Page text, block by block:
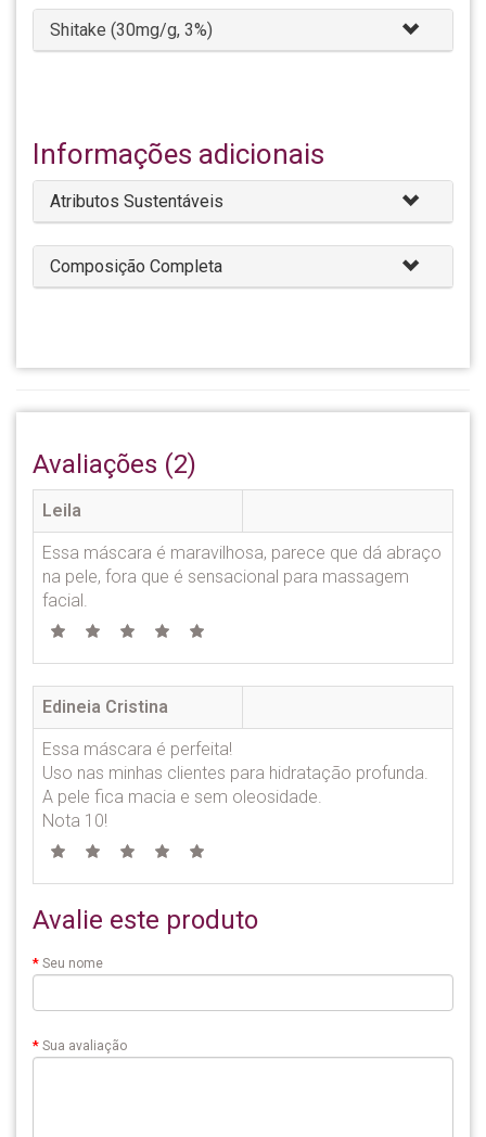
Shitake (30mg/g, 3%)
Informações adicionais
Atributos Sustentáveis
Composição Completa
Avaliações (2)
Leila
Essa máscara é maravilhosa, parece que dá abraço
na pele, fora que é sensacional para massagem
facial.
Edineia Cristina
Essa máscara é perfeita!
Uso nas minhas clientes para hidratação profunda.
A pele fica macia e sem oleosidade.
Nota 10!
Avalie este produto
Seu nome
Sua avaliação